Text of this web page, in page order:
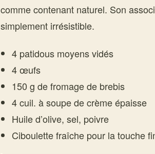
comme contenant naturel. Son
simplement irrésistible.
4 patidous moyens vidés
4 œufs
150 g de fromage de brebis
4 cuil. à soupe de crème épaisse
Huile d’olive, sel, poivre
Ciboulette fraîche pour la touche